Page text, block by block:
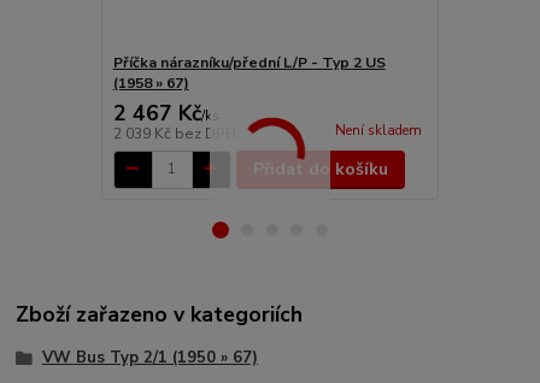
Příčka nárazníku/přední L/P - Typ 2 US
(1958 » 67)
2 467 Kč/ks
2 039 Kč bez DPH Není skladem
Přidat do košíku
Zboží zařazeno v kategoriích
VW Bus Typ 2/1 (1950 » 67)